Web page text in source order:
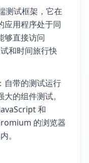
测试框架，它在
应用程序处于同
够直接访问
和时间旅行快
自带的测试运行
的组件测试。
和
的浏览器
。